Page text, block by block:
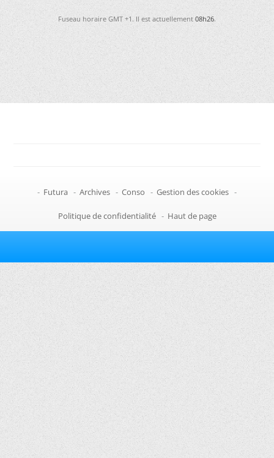
Fuseau horaire GMT +1. Il est actuellement08h26.
- Futura - Archives - Conso - Gestion des cookies -
Politique de confidentialité - Haut de page